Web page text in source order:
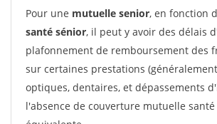
Pour une mutuelle senior, en fonction
santé sénior, il peut y avoir des délais
plafonnement de remboursement des
sur certaines prestations
optiques, dentaires, et dépassements
l'absence de couverture mutuelle